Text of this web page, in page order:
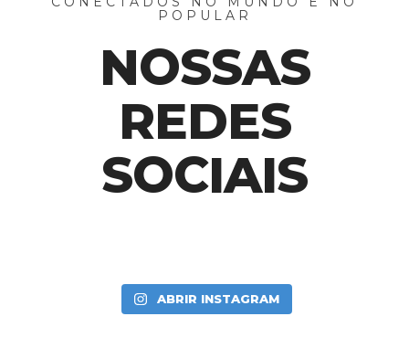
POPULAR
NOSSAS
REDES
SOCIAIS
ABRIR INSTAGRAM